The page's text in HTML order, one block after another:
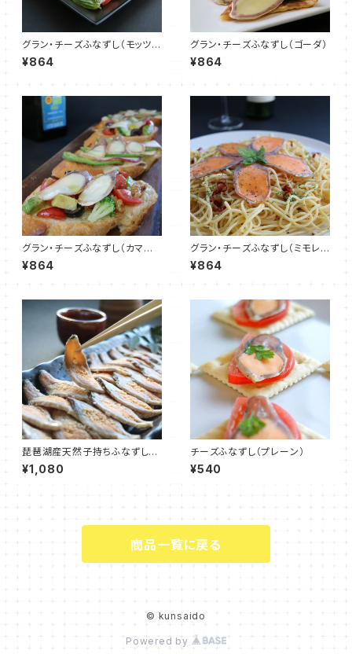
グラン・チーズふなずし（モッツァ
レラ）
¥864
グラン・チーズふなずし（ゴーダ）
¥864
グラン・チーズふなずし（カマン
ベール）
¥864
グラン・チーズふなずし（ミモレッ
ト）
¥864
琵琶湖産天然子持ちふなずし
（飯漬）
¥1,080
チーズふなずし（プレーン）
¥540
商品一覧に戻る
© kunsaido
Powered by